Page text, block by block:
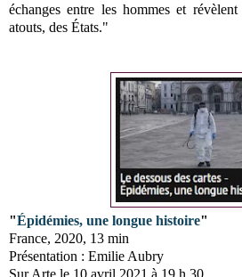
échanges entre les hommes et
atouts, des États."
"Épidémies, une longue histoire"
France, 2020, 13 min
Présentation : Emilie Aubry
Sur Arte le 10 avril 2021 à 19 h 30